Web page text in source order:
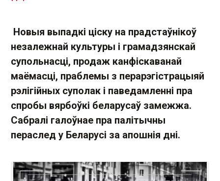
Новыя выпадкі ціску на прадстаўнікоў
незалежнай культуры і грамадзянскай
супольнасці, продаж канфіскаванай
маёмасці, праблемы з перарэгістрацыяй
рэлігійных суполак і паведамленні пра
спробы вярбоўкі беларусаў замежжа.
Сабралі галоўнае пра палітычны
пераслед у Беларусі за апошнія дні.